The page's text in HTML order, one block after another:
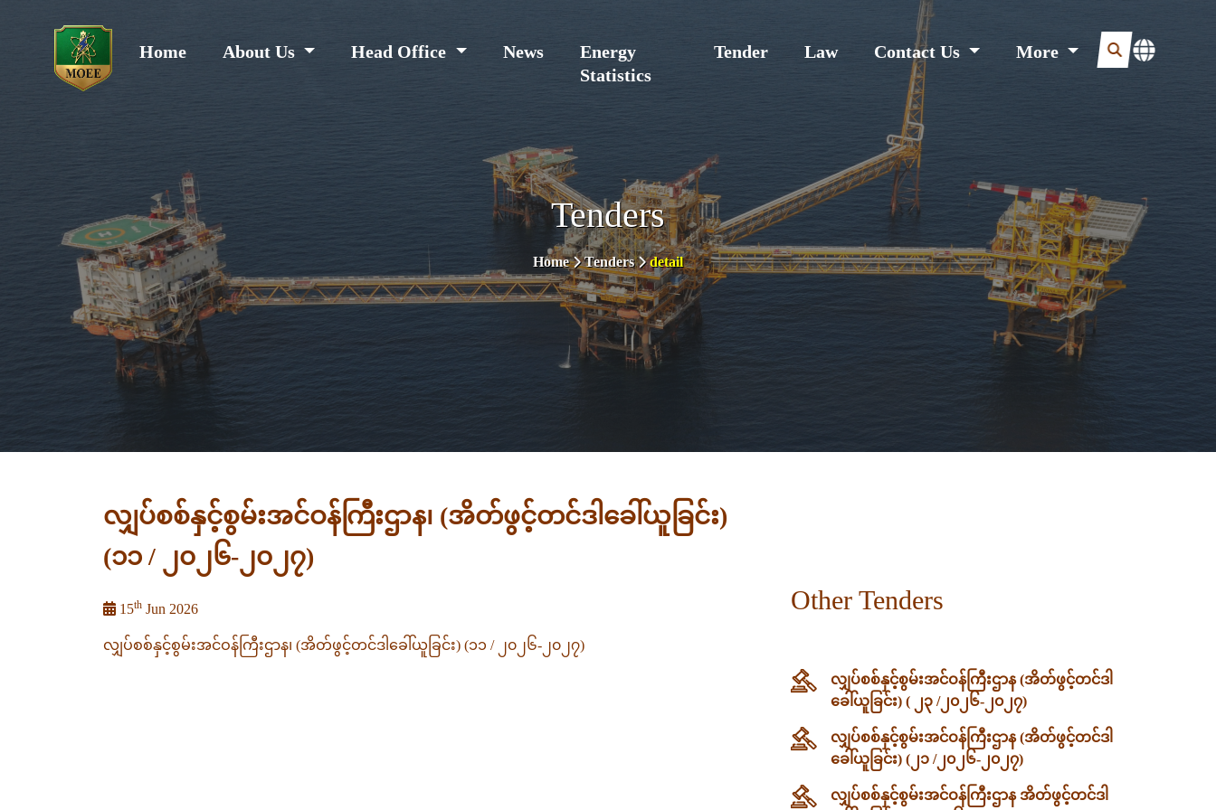
Home About Us Head Office News
Energy
Statistics
Tender Law Contact Us More
Tenders
Home Tenders detail
လျှပ်စစ်နှင့်စွမ်းအင်ဝန်ကြီးဌာန၊ (အိတ်ဖွင့်တင်ဒါခေါ်ယူခြင်း)
(၁၁ / ၂၀၂၆-၂၀၂၇)
15th Jun 2026
လျှပ်စစ်နှင့်စွမ်းအင်ဝန်ကြီးဌာန၊ (အိတ်ဖွင့်တင်ဒါခေါ်ယူခြင်း) (၁၁ / ၂၀၂၆-၂၀၂၇)
Other Tenders
လျှပ်စစ်နှင့်စွမ်းအင်ဝန်ကြီးဌာန (အိတ်ဖွင့်တင်ဒါ
ခေါ်ယူခြင်း) ( ၂၃ /၂၀၂၆-၂၀၂၇)
လျှပ်စစ်နှင့်စွမ်းအင်ဝန်ကြီးဌာန (အိတ်ဖွင့်တင်ဒါ
ခေါ်ယူခြင်း) (၂၁ /၂၀၂၆-၂၀၂၇)
လျှပ်စစ်နှင့်စွမ်းအင်ဝန်ကြီးဌာန အိတ်ဖွင့်တင်ဒါ